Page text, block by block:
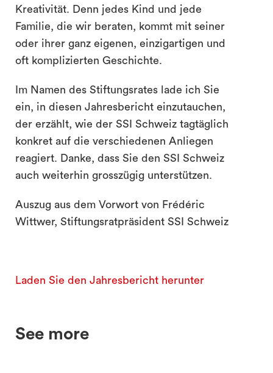
Kreativität. Denn jedes Kind und jede
Familie, die wir beraten, kommt mit seiner
oder ihrer ganz eigenen, einzigartigen und
oft komplizierten Geschichte.
Im Namen des Stiftungsrates lade ich Sie
ein, in diesen Jahresbericht einzutauchen,
der erzählt, wie der SSI Schweiz tagtäglich
konkret auf die verschiedenen Anliegen
reagiert. Danke, dass Sie den SSI Schweiz
auch weiterhin grosszügig unterstützen.
Auszug aus dem Vorwort von Frédéric
Wittwer, Stiftungsratpräsident SSI Schweiz
Laden Sie den Jahresbericht herunter
See more